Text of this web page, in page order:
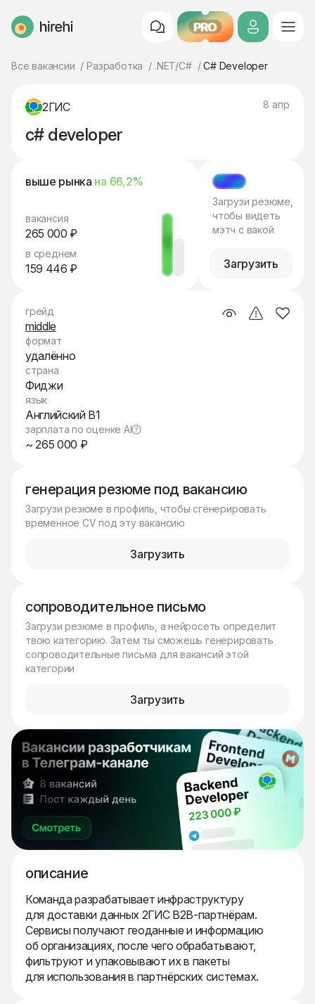
HireHi PRO
Все вакансии Разработка .NET/C# C# Developer
2ГИС 8 апр
c# developer
выше рынка на 66,2%
вакансия
265 000 ₽
в среднем
159 446 ₽
МЭТЧ
Загрузи резюме,
чтобы видеть
мэтч с вакой
Загрузить
генерация резюме под вакансию
Загрузи резюме в профиль, чтобы сгенерировать
временное CV под эту вакансию
Загрузить
сопроводительное письмо
Загрузи резюме в профиль, а нейросеть определит
твою категорию. Затем ты сможешь генерировать
сопроводительные письма для вакансий этой
категории
Загрузить
описание
Команда разрабатывает инфраструктуру
для доставки данных 2ГИС B2B-партнёрам.
Сервисы получают геоданные и информацию
об организациях, после чего обрабатывают,
фильтруют и упаковывают их в пакеты
для использования в партнёрских системах.
грейд
middle
формат
удалённо
страна
Фиджи
язык
Английский B1
зарплата по оценке AI
~ 265 000 ₽